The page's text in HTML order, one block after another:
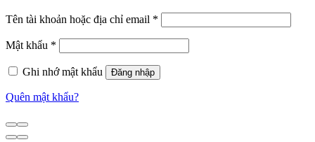
Tên tài khoản hoặc địa chỉ email *
Mật khẩu *
Ghi nhớ mật khẩu Đăng nhập
Quên mật khẩu?